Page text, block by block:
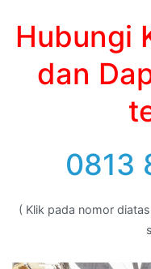
Hubungi
dan
0813
( Klik pada nomor